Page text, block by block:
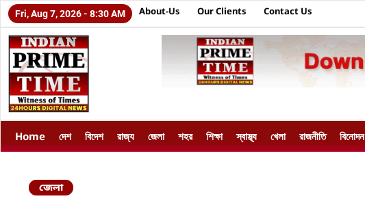
Fri, Aug 7, 2026 - 8:30 AM About-Us Our Clients Contact Us
Home দেশ বিদেশ রাজ্য জেলা শহর শিক্ষা স্বাস্থ্য খেলা রাজনীতি বিনোদন
জেলা